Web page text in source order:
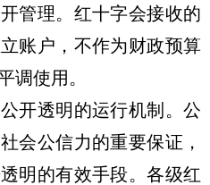
管理。红十字会接收的
账户，不作为财政预算
调使用。
透明的运行机制。公
会公信力的重要保证，
明的有效手段。各级红